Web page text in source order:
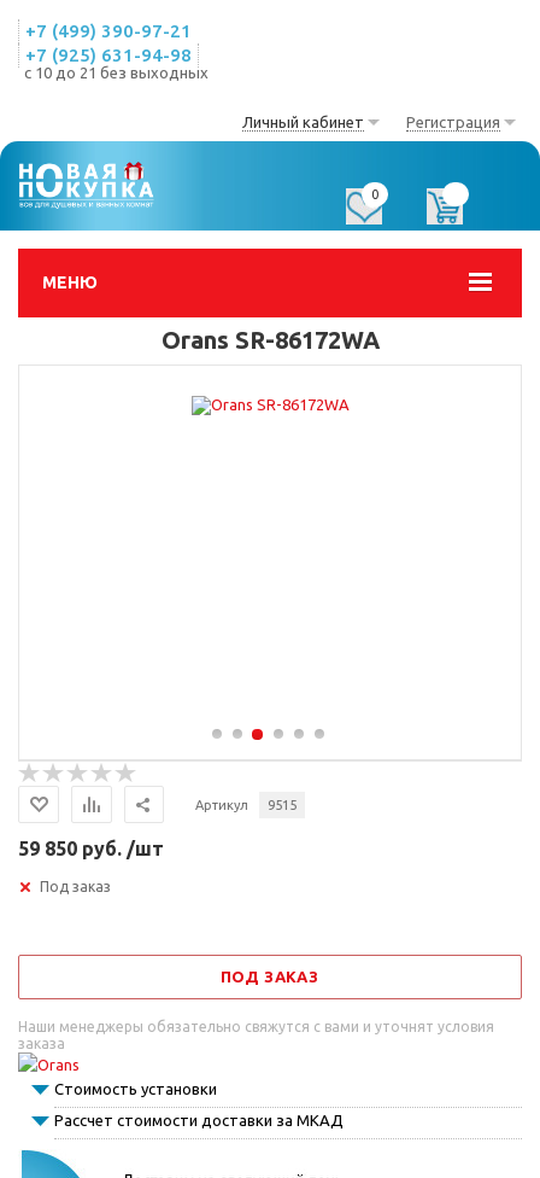
+7 (499) 390-97-21
+7 (925) 631-94-98
с 10 до 21 без выходных
Личный кабинет Регистрация
МЕНЮ
0
Orans SR-86172WA
Артикул 9515
59 850 руб. /шт
Под заказ
ПОД ЗАКАЗ
Наши менеджеры обязательно свяжутся с вами и уточнят условия
заказа
Стоимость установки
Рассчет стоимости доставки за МКАД